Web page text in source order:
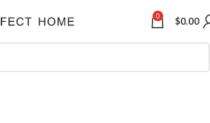
0 $0.00